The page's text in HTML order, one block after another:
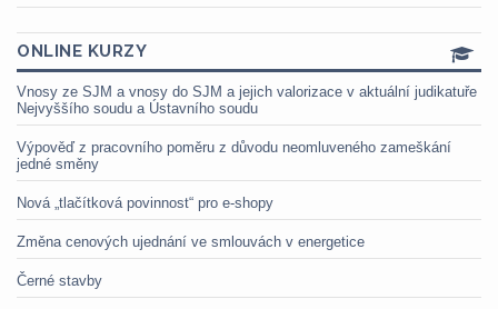
ONLINE KURZY
Vnosy ze SJM a vnosy do SJM a jejich valorizace v aktuální judikatuře
Nejvyššího soudu a Ústavního soudu
Výpověď z pracovního poměru z důvodu neomluveného zameškání
jedné směny
Nová „tlačítková povinnost“ pro e-shopy
Změna cenových ujednání ve smlouvách v energetice
Černé stavby